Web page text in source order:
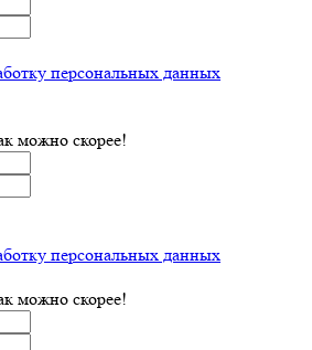
персональных данных
можно скорее!
персональных данных
можно скорее!